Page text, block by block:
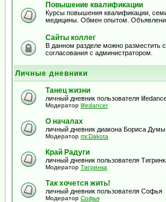
Повышение квалификации
Курсы повышения квалификации,
медицины. Обмен опытом.
Сайты коллег
В данном разделе можно разместить
согласования с администратором.
Личные дневники
Танец жизни
личный дневник пользователя
Модератор lifedancer
О началах
личный дневник диакона Бориса Думы
Модератор mr.Dakota
Край Радуги
личный дневник пользователя
Модератор Тигринка
Так хочется жить!
личный дневник пользователя Софья
Модератор Софья